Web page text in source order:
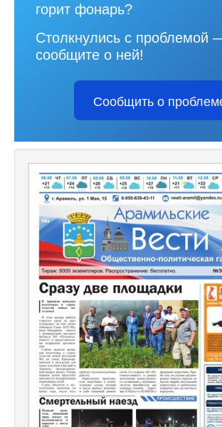
горит фонарь?
Столкнулись с проблемой
сообщите о ней!
Сообщить о